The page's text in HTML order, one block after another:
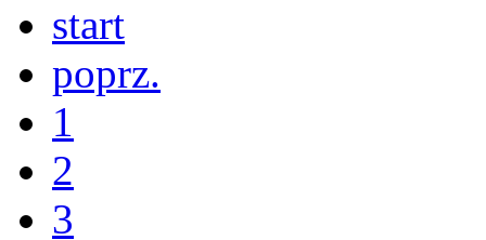
start
poprz.
1
2
3